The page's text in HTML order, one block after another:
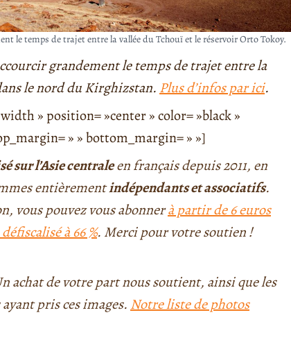
le temps de trajet entre la vallée du Tchouï et le réservoir Orto Tokoy.
grandement le temps de trajet entre la
le nord du Kirghizstan. Plus d’infos par ici.
» position= »center » color= »black »
» » bottom_margin= » »]
sur l’Asie centraleen français depuis 2011, en
entièrementindépendants et associatifs.
vous pouvez vous abonnerà partir de 6 euros
à 66 %. Merci pour votre soutien !
achat de votre part nous soutient, ainsi que les
pris ces images. Notre liste de photos